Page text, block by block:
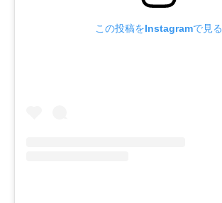
この投稿をInstagramで見る